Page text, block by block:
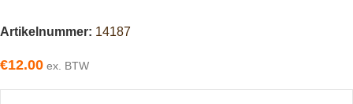
Artikelnummer: 14187
€12.00 ex. BTW